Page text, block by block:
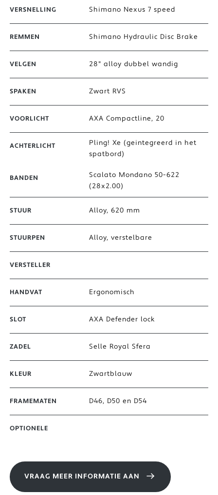
VERSNELLING Shimano Nexus 7 speed
REMMEN Shimano Hydraulic Disc Brake
VELGEN 28" alloy dubbel wandig
SPAKEN Zwart RVS
VOORLICHT AXA Compactline, 20
ACHTERLICHT
Pling! Xe (geintegreerd in het
spatbord)
BANDEN
Scalato Mondano 50-622
(28x2.00)
STUUR Alloy, 620 mm
STUURPEN Alloy, verstelbare
VERSTELLER
HANDVAT Ergonomisch
SLOT AXA Defender lock
ZADEL Selle Royal Sfera
KLEUR Zwartblauw
FRAMEMATEN D46, D50 en D54
OPTIONELE
VRAAG MEER INFORMATIE AAN